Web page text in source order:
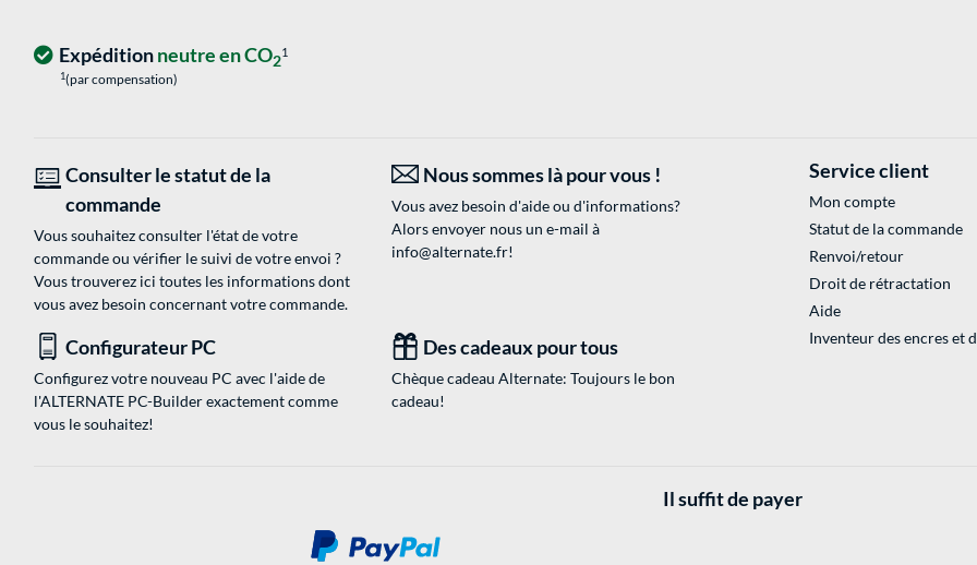
Expéditionneutre en CO21
1(par compensation)
Consulter le statut de la
commande
Vous souhaitez consulter l'état de votre
commande ou vérifier le suivi de votre envoi ?
Vous trouverez ici toutes les informations dont
vous avez besoin concernant votre commande.
Nous sommes là pour vous !
Vous avez besoin d'aide ou d'informations?
Alors envoyer nous un e-mail à
info@alternate.fr!
Configurateur PC
Configurez votre nouveau PC avec l'aide de
l'ALTERNATE PC-Builder exactement comme
vous le souhaitez!
Des cadeaux pour tous
Chèque cadeau Alternate: Toujours le bon
cadeau!
Service client
Mon compte
Statut de la commande
Renvoi/retour
Droit de rétractation
Aide
Inventeur des encres et
Il suffit de payer